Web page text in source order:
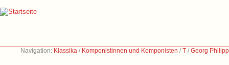
Navigation: Klassika / Komponistinnen und Komponisten /T /Georg